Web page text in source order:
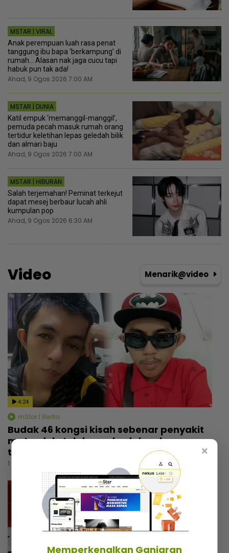
MSTAR | VIRAL
Anak perempuan luah rasa penat
tanggung ibu bapa ‘berkampung’ di
rumah... Alasan nak jaga cucu tapi
habuk pun tak ada!
Ahad, 9 Ogos 2026 7:00 AM
MSTAR | DUNIA
Katil empuk ‘memanggil-manggil’,
pemuda pecah masuk rumah orang
tertidur keletihan lepas geledah bilik
dan almari baju
Ahad, 9 Ogos 2026 7:00 AM
MSTAR | HIBURAN
Salah terjemahan! Peminat terkejut
dapat mesej berbaur lucah ahli
kumpulan pop
Ahad, 9 Ogos 2026 6:30 AM
Video Menarik@video
4:24
mStar | Berita
Budak 46 kongsi kisah sebenar penyakit
mata, dulu tolak pembedahan kerana
takut... Tak mahu simpati orang ramai
1 hari lalu
×
Memperkenalkan Ganjaran